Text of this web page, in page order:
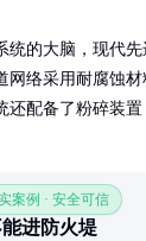
统的大脑，现代
网络采用耐腐蚀
还配备了粉碎装
案例 · 安全可信
进防火堤